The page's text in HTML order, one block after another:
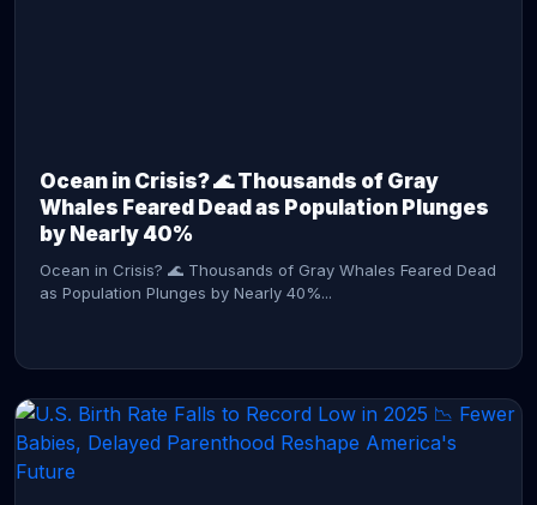
Ocean in Crisis? 🌊 Thousands of Gray
Whales Feared Dead as Population Plunges
by Nearly 40%
Ocean in Crisis? 🌊 Thousands of Gray Whales Feared Dead
as Population Plunges by Nearly 40%...